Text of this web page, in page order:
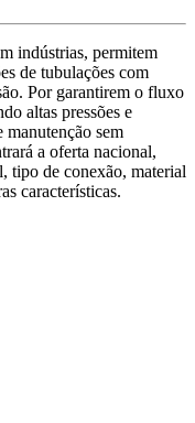
indústrias, permitem
de tubulações com
Por garantirem o fluxo
altas pressões e
manutenção sem
a oferta nacional,
tipo de conexão, material
características.